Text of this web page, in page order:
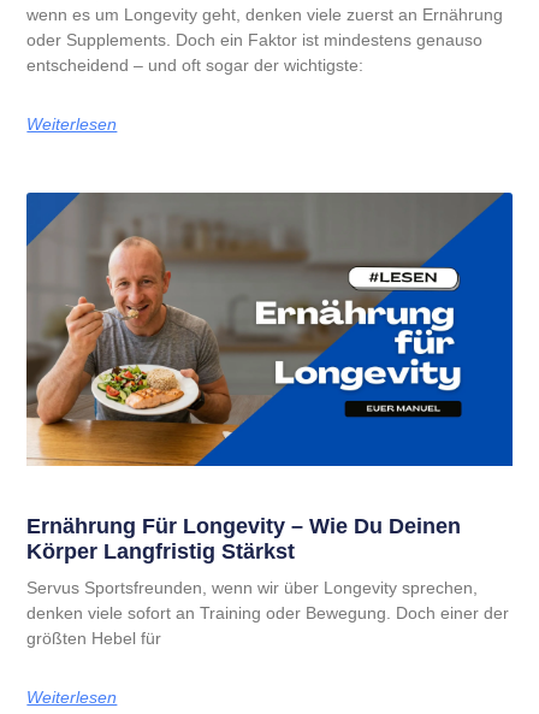
wenn es um Longevity geht, denken viele zuerst an Ernährung
oder Supplements. Doch ein Faktor ist mindestens genauso
entscheidend – und oft sogar der wichtigste:
Weiterlesen
Ernährung Für Longevity – Wie Du Deinen
Körper Langfristig Stärkst
Servus Sportsfreunden, wenn wir über Longevity sprechen,
denken viele sofort an Training oder Bewegung. Doch einer der
größten Hebel für
Weiterlesen